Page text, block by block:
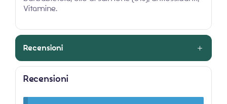
Vitamine.
Recensioni
Recensioni